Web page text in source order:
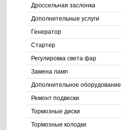
Дроссельная заслонка
Дополнительные услуги
Генератор
Стартер
Регулировка света фар
Замена ламп
Дополнительное оборудование
Ремонт подвески
Тормозные диски
Тормозные колодки